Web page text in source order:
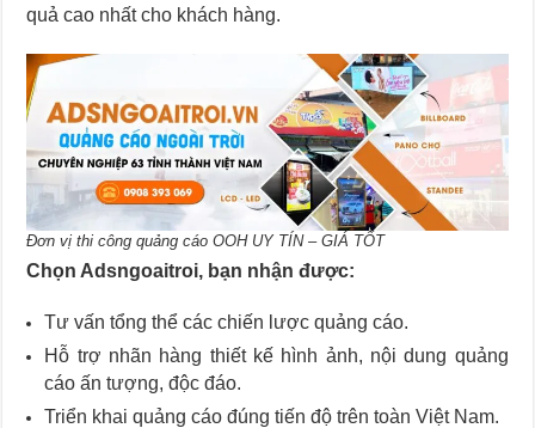
quả cao nhất cho khách hàng.
Đơn vị thi công quảng cáo OOH UY TÍN – GIÁ TỐT
Chọn Adsngoaitroi, bạn nhận được:
Tư vấn tổng thể các chiến lược quảng cáo.
Hỗ trợ nhãn hàng thiết kế hình ảnh, nội dung quảng
cáo ấn tượng, độc đáo.
Triển khai quảng cáo đúng tiến độ trên toàn Việt Nam.